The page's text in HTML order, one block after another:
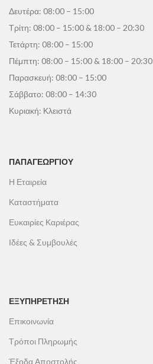
Δευτέρα: 08:00 – 15:00
Τρίτη: 08:00 – 15:00 & 18:00 – 20:30
Τετάρτη: 08:00 – 15:00
Πέμπτη: 08:00 – 15:00 & 18:00 – 20:30
Παρασκευή: 08:00 – 15:00
Σάββατο: 08:00 – 14:30
Κυριακή: Κλειστά
ΠΑΠΑΓΕΩΡΓΊΟΥ
Η Εταιρεία
Καταστήματα
Ευκαιρίες Καριέρας
Ιδέες & Συμβουλές
ΕΞΥΠΗΡΕΤΗΣΗ
Επικοινωνία
Τρόποι Πληρωμής
Έξοδα Αποστολής